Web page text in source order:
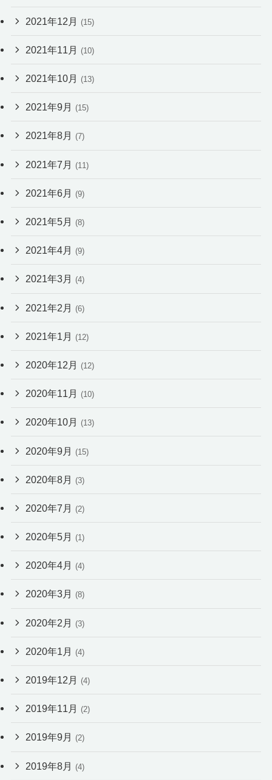
2021年12月 (15)
2021年11月 (10)
2021年10月 (13)
2021年9月 (15)
2021年8月 (7)
2021年7月 (11)
2021年6月 (9)
2021年5月 (8)
2021年4月 (9)
2021年3月 (4)
2021年2月 (6)
2021年1月 (12)
2020年12月 (12)
2020年11月 (10)
2020年10月 (13)
2020年9月 (15)
2020年8月 (3)
2020年7月 (2)
2020年5月 (1)
2020年4月 (4)
2020年3月 (8)
2020年2月 (3)
2020年1月 (4)
2019年12月 (4)
2019年11月 (2)
2019年9月 (2)
2019年8月 (4)